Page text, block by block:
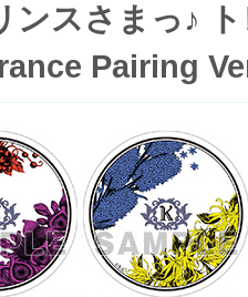
スさまっ♪
Pairing